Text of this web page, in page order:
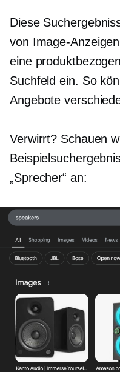
Diese
von Image-
eine produktbezogen
Suchfeld ein. So
Angebote
Verwirrt? Schauen
„Sprecher“ an: